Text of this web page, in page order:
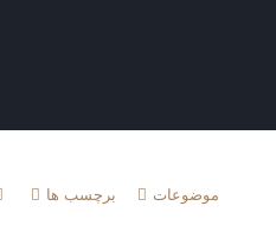
موضوعات برچسب ها